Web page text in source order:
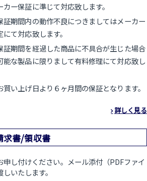
カー保証に準じて対応致します。
証期間内の動作不良につきましてはメーカー
て対応致します。
証期間を経過した商品に不具合が生じた場合
能な製品に限りまして有料修理にて対応致し
買い上げ日より６ヶ月間の保証となります。
詳しく見る
求書/領収書
申し付けください。メール添付（PDFファイ
いたします。